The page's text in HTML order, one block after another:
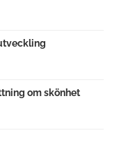
om skönhet